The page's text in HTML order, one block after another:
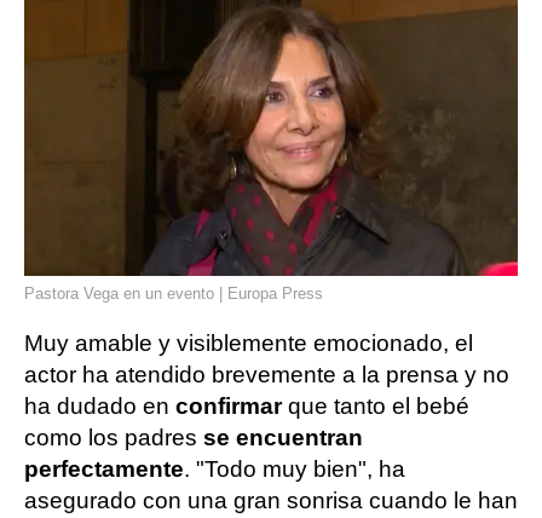
Pastora Vega en un evento | Europa Press
Muy amable y visiblemente emocionado, el
actor ha atendido brevemente a la prensa y no
ha dudado en confirmarque tanto el bebé
como los padres se encuentran
perfectamente. "Todo muy bien", ha
asegurado con una gran sonrisa cuando le han